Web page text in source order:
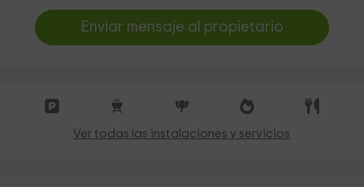
Enviar mensaje al propietario
Ver todas las instalaciones y servicios